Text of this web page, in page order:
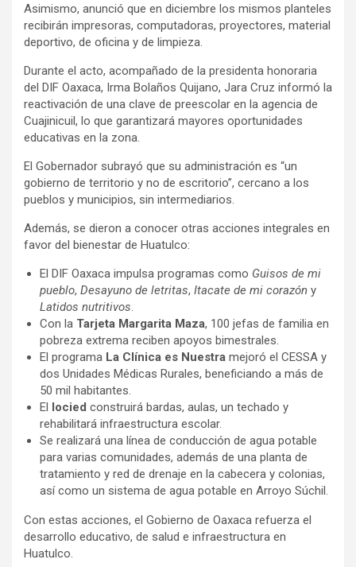
Asimismo, anunció que en diciembre los mismos planteles
recibirán impresoras, computadoras, proyectores, material
deportivo, de oficina y de limpieza.
Durante el acto, acompañado de la presidenta honoraria
del DIF Oaxaca, Irma Bolaños Quijano, Jara Cruz informó la
reactivación de una clave de preescolar en la agencia de
Cuajinicuil, lo que garantizará mayores oportunidades
educativas en la zona.
El Gobernador subrayó que su administración es “un
gobierno de territorio y no de escritorio”, cercano a los
pueblos y municipios, sin intermediarios.
Además, se dieron a conocer otras acciones integrales en
favor del bienestar de Huatulco:
El DIF Oaxaca impulsa programas como Guisos de mi
pueblo, Desayuno de letritas, Itacate de mi corazón y
Latidos nutritivos
Con la Tarjeta Margarita Maza, 100 jefas de familia en
pobreza extrema reciben apoyos bimestrales.
El programa La Clínica es Nuestra mejoró el CESSA y
dos Unidades Médicas Rurales, beneficiando a más de
50 mil habitantes.
El Iocied construirá bardas, aulas, un techado y
rehabilitará infraestructura escolar.
Se realizará una línea de conducción de agua potable
para varias comunidades, además de una planta de
tratamiento y red de drenaje en la cabecera y colonias,
así como un sistema de agua potable en Arroyo Súchil.
Con estas acciones, el Gobierno de Oaxaca refuerza el
desarrollo educativo, de salud e infraestructura en
Huatulco.